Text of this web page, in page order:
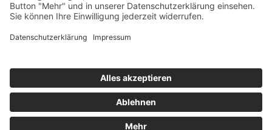
© 2026 Walter Stuber -Impressum Datenschutz
Gemeinhardt Service - Mutmacher.jetzt
Bewertungen auf ProvenExpert.com